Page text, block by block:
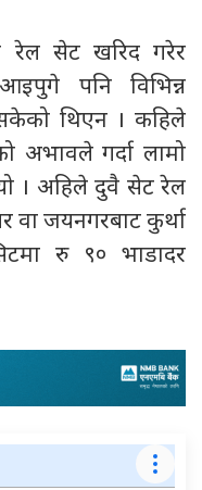
रेल सेट खरिद गरेर
पनि विभिन्न
थिएन । कहिले
अभावले गर्दा लामो
। अहिले दुवै सेट रेल
वा जयनगरबाट कुर्था
रु ९० भाडादर